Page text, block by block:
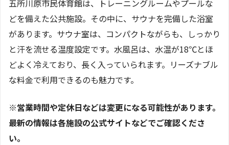
五所川原市民体育館は、トレーニングルームやプールな
どを備えた公共施設。その中に、サウナを完備した浴室
があります。サウナ室は、コンパクトながらも、しっかり
と汗を流せる温度設定です。水風呂は、水温が18℃とほ
どよく冷えており、長く入っていられます。リーズナブル
な料金で利用できるのも魅力です。
※営業時間や定休日などは変更になる可能性があります。
最新の情報は各施設の公式サイトなどでご確認くださ
い。